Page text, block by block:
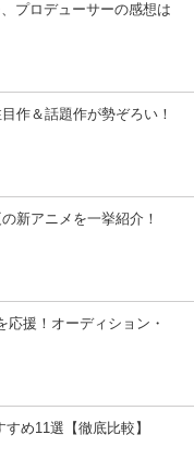
プロデューサーの感想は
作＆話題作が勢ぞろい！
新アニメを一挙紹介！
応援！オーディション・
め11選【徹底比較】